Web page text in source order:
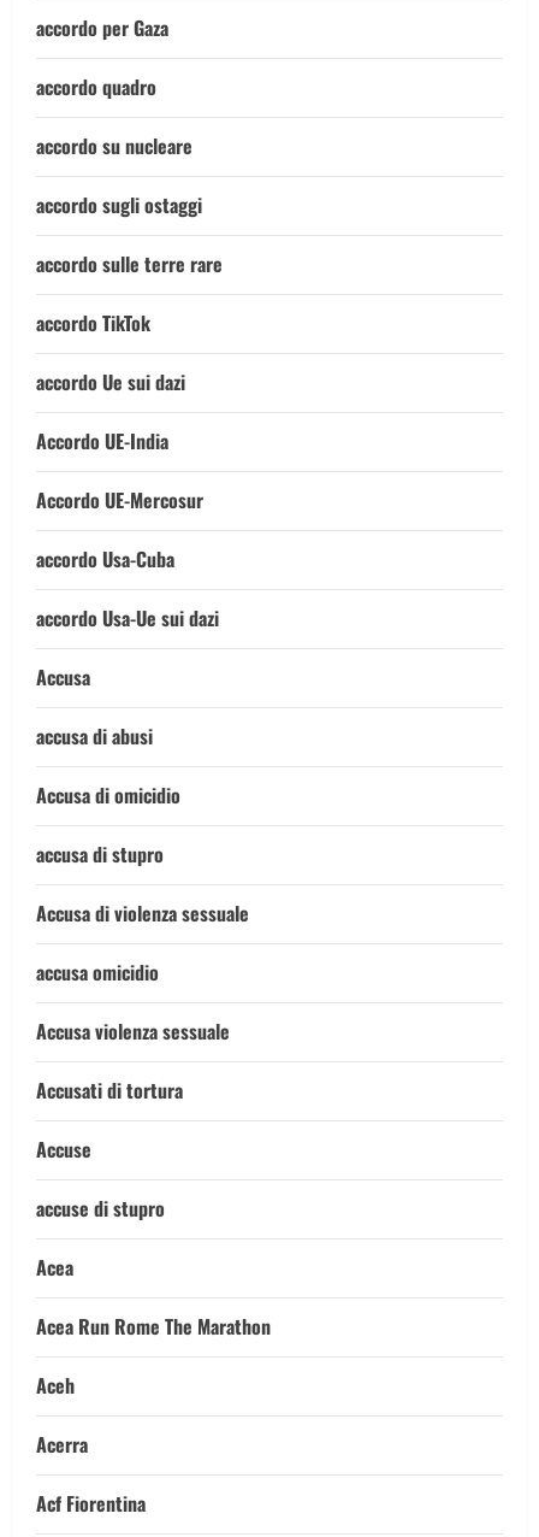
accordo per Gaza
accordo quadro
accordo su nucleare
accordo sugli ostaggi
accordo sulle terre rare
accordo TikTok
accordo Ue sui dazi
Accordo UE-India
Accordo UE-Mercosur
accordo Usa-Cuba
accordo Usa-Ue sui dazi
Accusa
accusa di abusi
Accusa di omicidio
accusa di stupro
Accusa di violenza sessuale
accusa omicidio
Accusa violenza sessuale
Accusati di tortura
Accuse
accuse di stupro
Acea
Acea Run Rome The Marathon
Aceh
Acerra
Acf Fiorentina